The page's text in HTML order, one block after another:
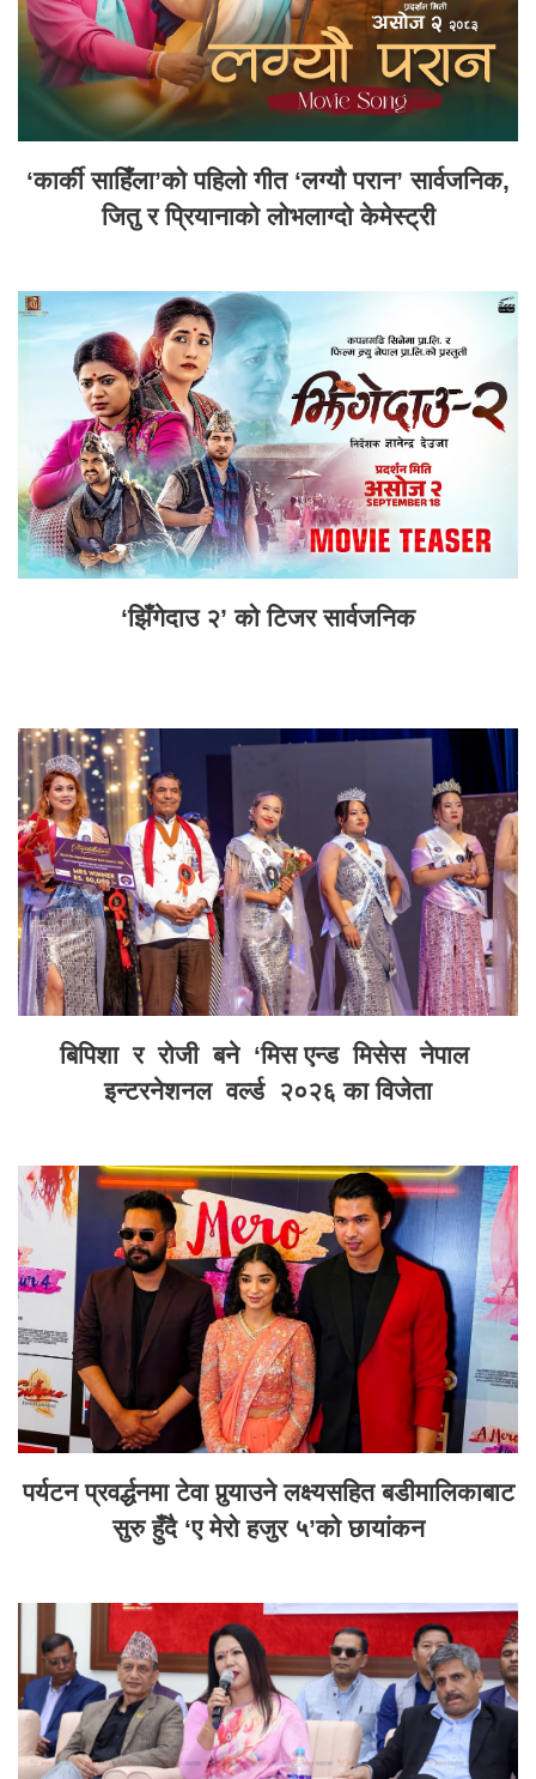
‘कार्की साहिँला’को पहिलो गीत ‘लग्यौ परान’ सार्वजनिक,
जितु र प्रियानाको लोभलाग्दो केमेस्ट्री
‘झिँगेदाउ २’ को टिजर सार्वजनिक
बिपिशा र रोजी बने ‘मिस एन्ड मिसेस नेपाल
इन्टरनेशनल वर्ल्ड २०२६ का विजेता
पर्यटन प्रवर्द्धनमा टेवा पुर्‍याउने लक्ष्यसहित बडीमालिकाबाट
सुरु हुँदै ‘ए मेरो हजुर ५’को छायांकन